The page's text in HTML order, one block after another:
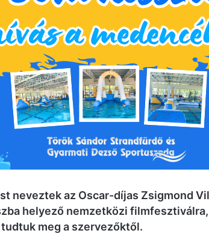
neveztek az Oscar-díjas Zsigmond
helyező nemzetközi
meg a szervezőktől.